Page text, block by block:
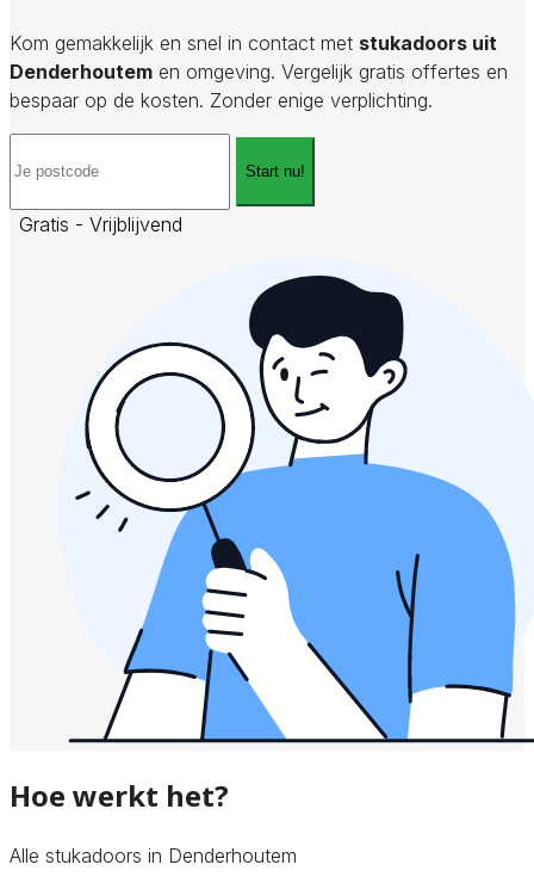
Kom gemakkelijk en snel in contact met stukadoors uit
Denderhoutem en omgeving. Vergelijk gratis offertes en
bespaar op de kosten. Zonder enige verplichting.
Start nu!
Gratis - Vrijblijvend
Hoe werkt het?
Alle stukadoors in Denderhoutem